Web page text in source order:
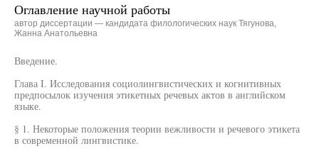
Оглавление научной работы
автор диссертации — кандидата филологических наук Тягунова,
Жанна Анатольевна
Введение.
Глава I. Исследования социолингвистических и когнитивных
предпосылок изучения этикетных речевых актов в английском
языке.
§ 1. Некоторые положения теории вежливости и речевого этикета
в современной лингвистике.